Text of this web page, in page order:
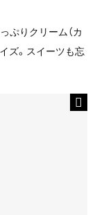
ぷりクリーム（カ
ズ。スイーツも忘